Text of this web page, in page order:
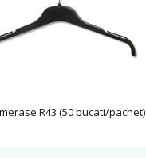
R43 (50 bucati/pachet)